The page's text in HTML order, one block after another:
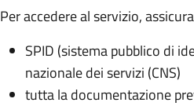
Per accedere al servizio,
SPID (sistema pubblico di
nazionale dei servizi (CNS)
tutta la documentazione